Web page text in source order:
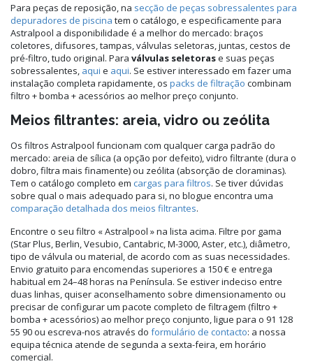
Para peças de reposição, na secção de peças sobressalentes para
depuradores de piscina tem o catálogo, e especificamente para
Astralpool a disponibilidade é a melhor do mercado: braços
coletores, difusores, tampas, válvulas seletoras, juntas, cestos de
pré-filtro, tudo original. Para válvulas seletorase suas peças
sobressalentes, aqui e aqui. Se estiver interessado em fazer uma
instalação completa rapidamente, os packs de filtração combinam
filtro + bomba + acessórios ao melhor preço conjunto.
Meios filtrantes: areia, vidro ou zeólita
Os filtros Astralpool funcionam com qualquer carga padrão do
mercado: areia de sílica (a opção por defeito), vidro filtrante (dura o
dobro, filtra mais finamente) ou zeólita (absorção de cloraminas).
Tem o catálogo completo em cargas para filtros. Se tiver dúvidas
sobre qual o mais adequado para si, no blogue encontra uma
comparação detalhada dos meios filtrantes.
Encontre o seu filtro « Astralpool » na lista acima. Filtre por gama
(Star Plus, Berlin, Vesubio, Cantabric, M-3000, Aster, etc.), diâmetro,
tipo de válvula ou material, de acordo com as suas necessidades.
Envio gratuito para encomendas superiores a 150 € e entrega
habitual em 24–48 horas na Península. Se estiver indeciso entre
duas linhas, quiser aconselhamento sobre dimensionamento ou
precisar de configurar um pacote completo de filtragem (filtro +
bomba + acessórios) ao melhor preço conjunto, ligue para o 91 128
55 90 ou escreva-nos através do formulário de contacto: a nossa
equipa técnica atende de segunda a sexta-feira, em horário
comercial.